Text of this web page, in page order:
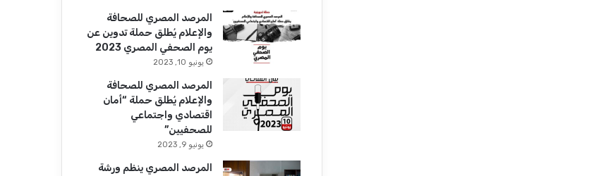
المرصد المصري للصحافة
والإعلام يُطلق حملة تدوين عن
يوم الصحفي المصري 2023
يونيو 10, 2023
المرصد المصري للصحافة
والإعلام يُطلق حملة “أمان
اقتصادي واجتماعي
للصحفيين”
يونيو 9, 2023
المرصد المصري ينظم ورشة